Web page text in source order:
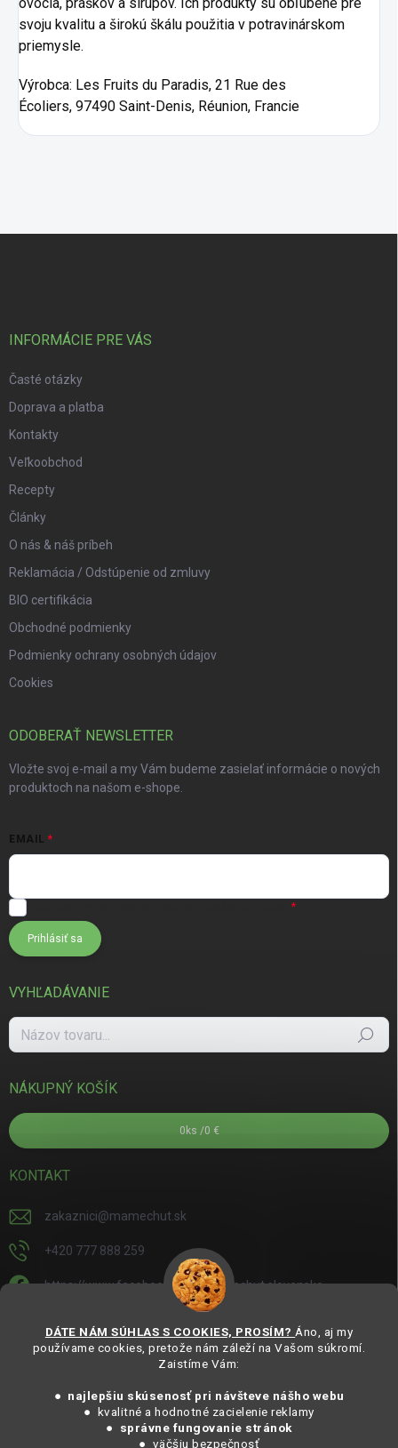
DÁTE NÁM SÚHLAS S COOKIES, PROSÍM? Áno, aj my
používame cookies, pretože nám záleží na Vašom súkromí.
Zaistíme Vám:
● najlepšiu skúsenosť pri návšteve nášho webu
● kvalitné a hodnotné zacielenie reklamy
●
správne fungovanie stránok
● väčšiu bezpečnosť
ovocia, práškov a sirupov. Ich produkty sú obľúbené pre
svoju kvalitu a širokú škálu použitia v potravinárskom
priemysle.
Výrobca: Les Fruits du Paradis, 21 Rue des
Écoliers, 97490 Saint-Denis, Réunion, Francie
INFORMÁCIE PRE VÁS
Časté otázky
Doprava a platba
Kontakty
Veľkoobchod
Recepty
Články
O nás & náš príbeh
Reklamácia / Odstúpenie od zmluvy
BIO certifikácia
Obchodné podmienky
Podmienky ochrany osobných údajov
Cookies
ODOBERAŤ NEWSLETTER
Vložte svoj e-mail a my Vám budeme zasielať informácie o nových
produktoch na našom e-shope.
EMAIL
Prihlásiť sa
VYHĽADÁVANIE
Hľadať
NÁKUPNÝ KOŠÍK
0 ks /0 €
KONTAKT
zakaznici@mamechut.sk
+420 777 888 259
https://www.facebook.com/mamechut.slovensko
https://www.youtube.com/@mamechutczsk
@mamechut.czsk
MámeChuť Organic. Všechna práva vyhrazena.